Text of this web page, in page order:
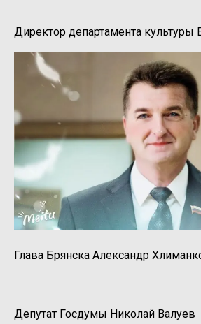
Директор департамента культуры
Глава Брянска Александр
Депутат Госдумы Николай Валуев